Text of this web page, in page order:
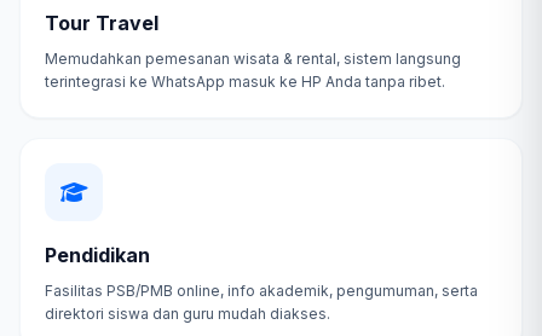
Tour Travel
Memudahkan pemesanan wisata & rental, sistem langsung
terintegrasi ke WhatsApp masuk ke HP Anda tanpa ribet.
Pendidikan
Fasilitas PSB/PMB online, info akademik, pengumuman, serta
direktori siswa dan guru mudah diakses.